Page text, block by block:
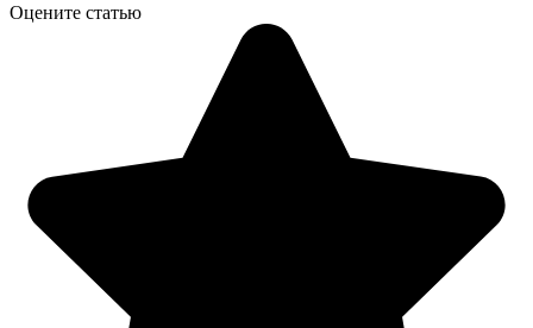
Оцените статью